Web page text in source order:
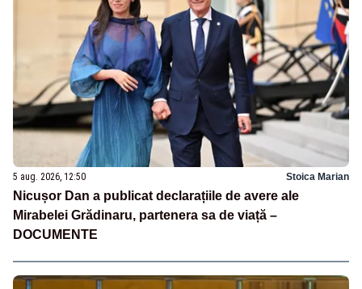
5 aug. 2026, 12:50 Stoica Marian
Nicușor Dan a publicat declarațiile de avere ale
Mirabelei Grădinaru, partenera sa de viață –
DOCUMENTE